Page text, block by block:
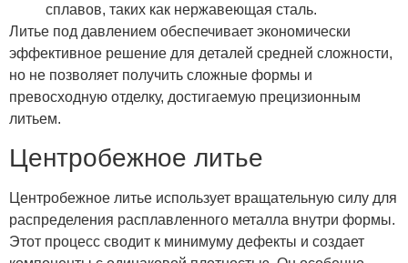
сплавов, таких как нержавеющая сталь.
Литье под давлением обеспечивает экономически
эффективное решение для деталей средней сложности,
но не позволяет получить сложные формы и
превосходную отделку, достигаемую прецизионным
литьем.
Центробежное литье
Центробежное литье использует вращательную силу для
распределения расплавленного металла внутри формы.
Этот процесс сводит к минимуму дефекты и создает